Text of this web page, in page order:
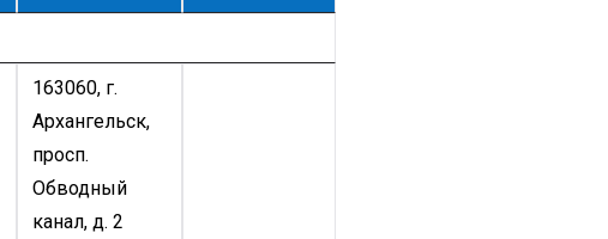
163060, г.
Архангельск,
просп.
Обводный
канал, д. 2